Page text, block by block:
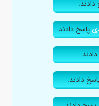
پاسخ دادند.
دادند.